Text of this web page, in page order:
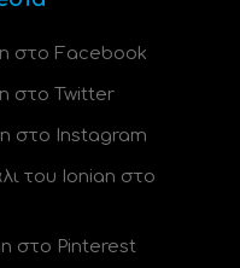
στο Facebook
στο Twitter
στο Instagram
του Ionian στο
στο Pinterest